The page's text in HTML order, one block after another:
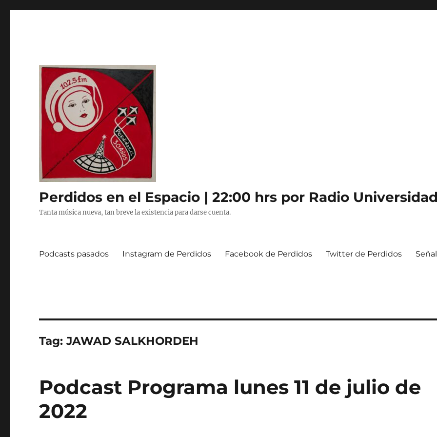
Perdidos en el Espacio | 22:00 hrs por Radio
Tanta música nueva, tan breve la existencia para darse cuenta.
Podcasts pasados Instagram de Perdidos Facebook de Perdidos Twitter de Perdidos
Tag:JAWAD SALKHORDEH
Podcast Programa lunes 11 de julio de
2022